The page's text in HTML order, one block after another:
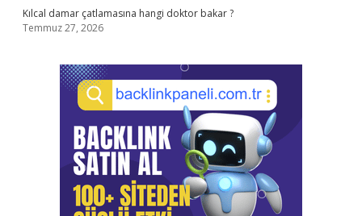
Kılcal damar çatlamasına hangi doktor bakar ?
Temmuz 27, 2026